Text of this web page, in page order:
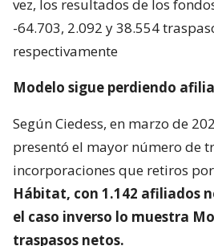
vez, los resultados de los
-64.703, 2.092 y 38.554
respectivamente
Modelo sigue perdiendo
Según Ciedess, en marzo de
presentó el mayor número de
incorporaciones que retiros
Hábitat, con 1.142 afiliados
el caso inverso lo muestra
traspasos netos.